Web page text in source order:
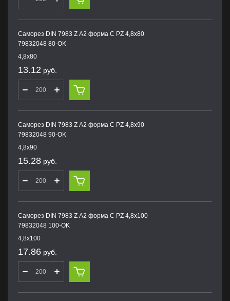
Саморез DIN 7983 Z А2 форма С PZ 4,8х80
79832048 80-OK
4,8х80
13.12 руб.
Саморез DIN 7983 Z А2 форма С PZ 4,8х90
79832048 90-OK
4,8х90
15.28 руб.
Саморез DIN 7983 Z А2 форма С PZ 4,8х100
79832048 100-OK
4,8х100
17.86 руб.